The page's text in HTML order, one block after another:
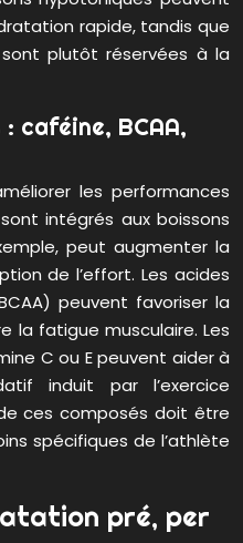
rapide, tandis que
plutôt réservées à la
caféine, BCAA,
les performances
intégrés aux boissons
peut augmenter la
de l’effort. Les acides
peuvent favoriser la
la fatigue musculaire. Les
C ou E peuvent aider à
induit par l’exercice
ces composés doit être
spécifiques de l’athlète
pré, per